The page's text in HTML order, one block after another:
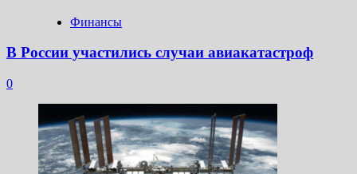
Финансы
В России участились случаи авиакатастроф
0